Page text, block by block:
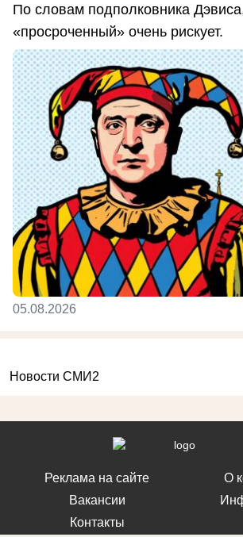
По словам подполковника
«просроченный» очень рискует.
05.08.2026
Новости СМИ2
Реклама на сайте
Вакансии
Контакты
О